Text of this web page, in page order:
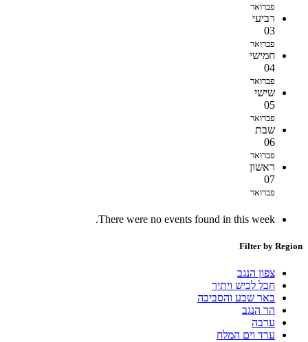
פברואר
רביעי
03
פברואר
חמישי
04
פברואר
שישי
05
פברואר
שבת
06
פברואר
ראשון
07
פברואר
There were no events found in this week.
Filter by Region
צפון הנגב
חבל לכיש ויתיר
באר שבע והסביבה
הר הנגב
ערבה
ערד וים המלח